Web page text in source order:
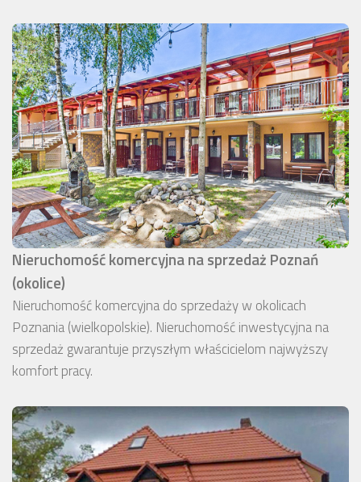
Nieruchomość komercyjna na sprzedaż Poznań
(okolice)
Nieruchomość komercyjna do sprzedaży w okolicach
Poznania (wielkopolskie). Nieruchomość inwestycyjna na
sprzedaż gwarantuje przyszłym właścicielom najwyższy
komfort pracy.